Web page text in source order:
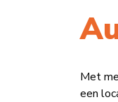
Met
een